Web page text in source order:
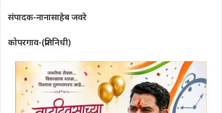
संपादक-नानासाहेब जवरे
कोपरगाव-(प्रतिनिधी)